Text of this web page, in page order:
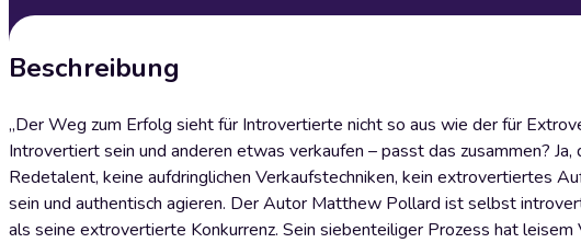
Beschreibung
„Der Weg zum Erfolg sieht für Introvertierte nicht so aus wie der für
Introvertiert sein und anderen etwas verkaufen – passt das zusammen?
Redetalent, keine aufdringlichen Verkaufstechniken, kein extrovertiertes
sein und authentisch agieren. Der Autor Matthew Pollard ist selbst
als seine extrovertierte Konkurrenz. Sein siebenteiliger Prozess hat